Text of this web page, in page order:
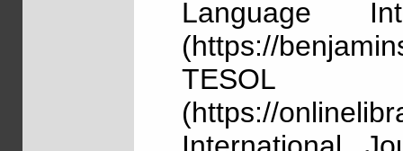
Language
(https://
(https://